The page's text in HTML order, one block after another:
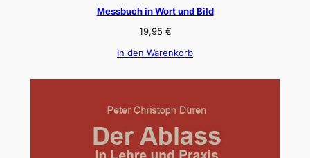
Messbuch in Wort und Bild
19,95 €
In den Warenkorb